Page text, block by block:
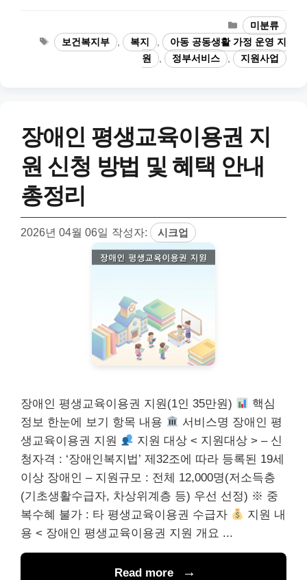
카
테
고
리
미분류
태
그
보건복지부 복지
아동 공동생활 가정 운영 지
원
정부서비스 지원사업
장애인 평생교육이용권 지
원 신청 방법 및 혜택 안내
총정리
2026년 04월 06일 작성자: 시크업
장애인 평생교육이용권 지원(1인 35만원)
핵심
정보 한눈에 보기 항목 내용
서비스명 장애인 평
생교육이용권 지원
지원 대상 < 지원대상 > – 신
청자격 : ‘장애인복지법’ 제32조에 따라 등록된 19세
이상 장애인 – 지원규모 : 전체 12,000명(저소득층
(기초생활수급자, 차상위계층 등) 우선 선정) ※ 중
복수혜 불가 : 타 평생교육이용권 수급자
지원 내
용 < 장애인 평생교육이용권 지원 개요 ...
Read more